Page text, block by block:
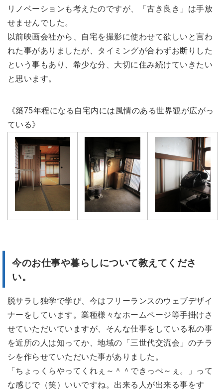
リノベーションも考えたのですが、「古き良き」は手放
せませんでした。
以前映画会社から、自宅を撮影に使わせて欲しいと言わ
れた事がありましたが、タイミングが合わずお断りした
という事もあり、希少な分、大切に住み続けていきたい
と思います。
《築75年程になる自宅内には風情のある世界観が広がっ
ている》
今のお仕事や暮らしについて教えてくださ
い。
脱サラし独学で学び、今はフリーランスのウェブデザイ
ナーをしています。業種様々なホームページ等手掛けさ
せていただいていますが、そんな仕事をしている私の事
を近所の人は知ってか、地域の「三世代交流会」のチラ
シを作らせていただいた事がありました。
「ちょっくらやってくれぇ～＾＾できっぺ～ぇ。」って
な感じで（笑）いいですね。出来る人が出来る事をす